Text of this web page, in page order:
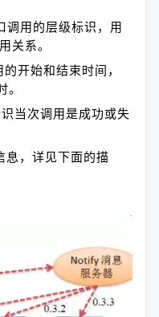
用的层级标识，用
关系。
开始和结束时间，
当次调用是成功或失
，详见下面的描